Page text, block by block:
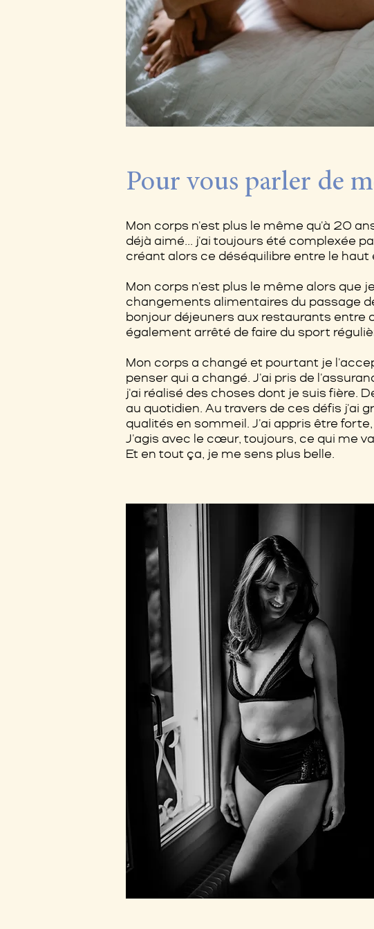
Pour vous parler de
Mon corps n'est plus le même qu'à 20
déjà aimé... j'ai toujours été complexée
créant alors ce déséquilibre entre le
Mon corps n'est plus le même alors que
changements alimentaires du passage
bonjour déjeuners aux restaurants entre
également arrêté de faire du sport
Mon corps a changé et pourtant je
penser qui a changé. J'ai pris de
j'ai réalisé des choses dont je suis fière.
au quotidien. Au travers de ces défis j'ai
qualités en sommeil. J'ai appris être
J'agis avec le cœur, toujours, ce qui me
Et en tout ça, je me sens plus belle.